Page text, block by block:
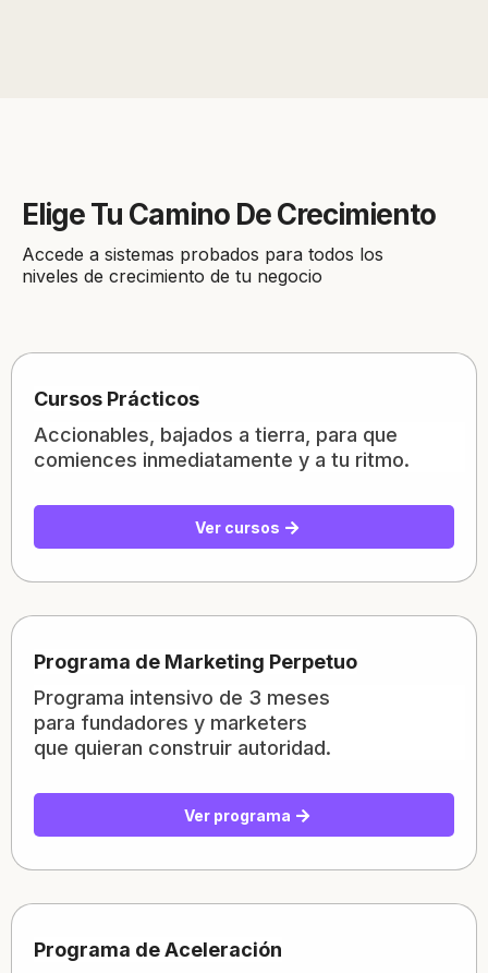
Elige Tu Camino De Crecimiento
Accede a sistemas probados para todos los
niveles de crecimiento de tu negocio
Cursos Prácticos
Accionables, bajados a tierra, para que
comiences inmediatamente y a tu ritmo.
Ver cursos
Programa de Marketing Perpetuo
Programa intensivo de 3 meses
para fundadores y marketers
que quieran construir autoridad.
Ver programa
Programa de Aceleración